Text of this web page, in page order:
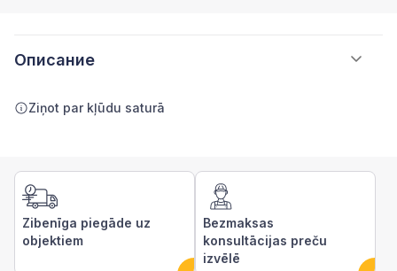
Описание
Ziņot par kļūdu saturā
Zibenīga piegāde uz
objektiem
Bezmaksas
konsultācijas preču
izvēlē